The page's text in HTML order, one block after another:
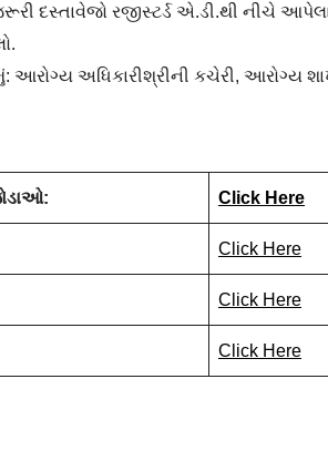
દસ્તાવેજો રજીસ્ટર્ડ એ.ડી.થી નીચે
આરોગ્ય અધિકારીશ્રીની કચેરી, આરોગ્ય
Click Here
Click Here
Click Here
Click Here